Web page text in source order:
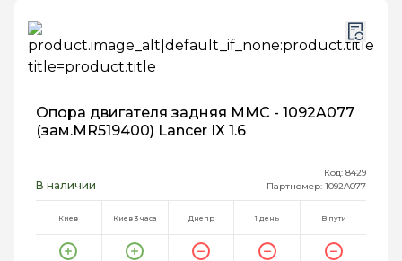
Опора двигателя задняя MMC - 1092A077
(зам.MR519400) Lancer IX 1.6
В наличии
Код: 8429
Партномер: 1092A077
Киев Киев 3 часа Днепр 1 день В пути